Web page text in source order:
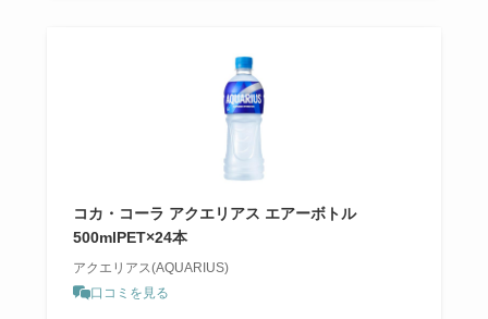
コカ・コーラ アクエリアス エアーボトル
500mlPET×24本
アクエリアス(AQUARIUS)
口コミを見る